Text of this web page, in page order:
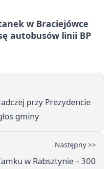
w Braciejówce
autobusów linii BP
przy Prezydencie
gminy
Następny >>
w Rabsztynie – 300